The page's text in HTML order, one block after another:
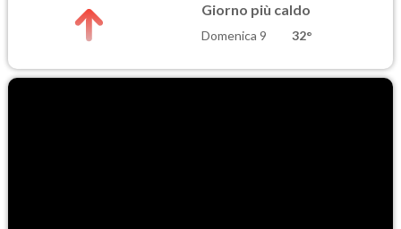
Giorno più caldo
Domenica 9 32°